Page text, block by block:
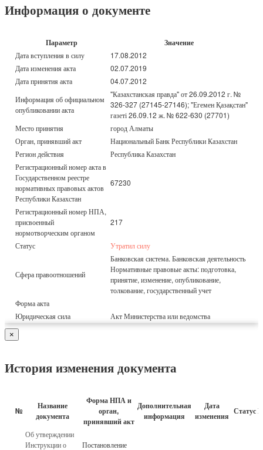
Информация о документе
Параметр Значение
Дата вступления в силу
17.08.2012
Дата изменения акта
02.07.2019
Дата принятия акта
04.07.2012
Информация об официальном
опубликовании акта
"Казахстанская правда" от 26.09.2012 г. №
326-327 (27145-27146); "Егемен Қазақстан"
газеті 26.09.12 ж. № 622-630 (27701)
Место принятия
город Алматы
Орган, принявший акт
Национальный Банк Республики Казахстан
Регион действия
Республика Казахстан
Регистрационный номер акта в
Государственном реестре
нормативных правовых актов
Республики Казахстан
67230
Регистрационный номер НПА,
присвоенный
нормотворческим органом
217
Статус Утратил силу
Сфера правоотношений
Банковская система. Банковская деятельность
Нормативные правовые акты: подготовка,
принятие, изменение, опубликование,
толкование, государственный учет
Форма акта
Юридическая сила
Акт Министерства или ведомства
×
История изменения документа
№
Название
документа
Форма НПА и
орган,
принявший акт
Дополнительная
информация
Дата
изменения Статус
Об утверждении
Инструкции о
Постановление